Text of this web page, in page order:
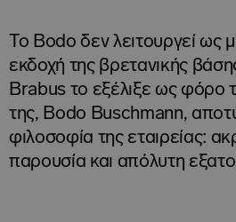
Το Bodo δεν λειτουργεί ως
εκδοχή της βρετανικής
Brabus το εξέλιξε ως φόρο
της, Bodo Buschmann,
φιλοσοφία της εταιρείας:
παρουσία και απόλυτη